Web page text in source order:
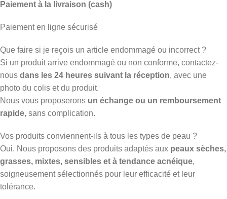
Paiement à la livraison (cash)
Paiement en ligne sécurisé
Que faire si je reçois un article endommagé ou incorrect ?
Si un produit arrive endommagé ou non conforme, contactez-
nous dans les 24 heures suivant la réception, avec une
photo du colis et du produit.
Nous vous proposerons un échange ou un remboursement
rapide, sans complication.
Vos produits conviennent-ils à tous les types de peau ?
Oui. Nous proposons des produits adaptés aux peaux sèches,
grasses, mixtes, sensibles et à tendance acnéique,
soigneusement sélectionnés pour leur efficacité et leur
tolérance.